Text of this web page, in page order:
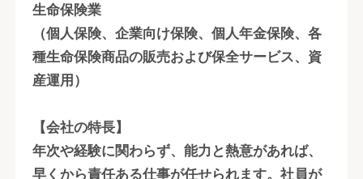
生命保険業
（個人保険、企業向け保険、個人年金保険、各
種生命保険商品の販売および保全サービス、資
産運用）
【会社の特長】
年次や経験に関わらず、能力と熱意があれば、
早くから責任ある仕事が任せられます。社員が